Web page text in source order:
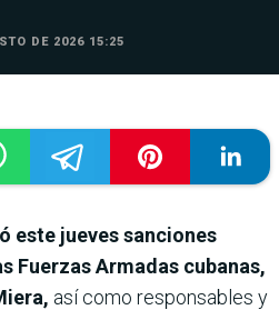
DE 2026 15:25
este jueves sanciones
Fuerzas Armadas cubanas,
así como responsables y